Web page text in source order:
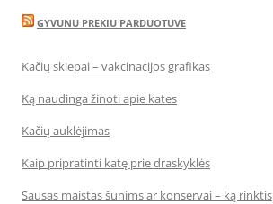
GYVUNU PREKIU PARDUOTUVE
Kačių skiepai – vakcinacijos grafikas
Ką naudinga žinoti apie kates
Kačių auklėjimas
Kaip pripratinti katę prie draskyklės
Sausas maistas šunims ar konservai – ką rinktis